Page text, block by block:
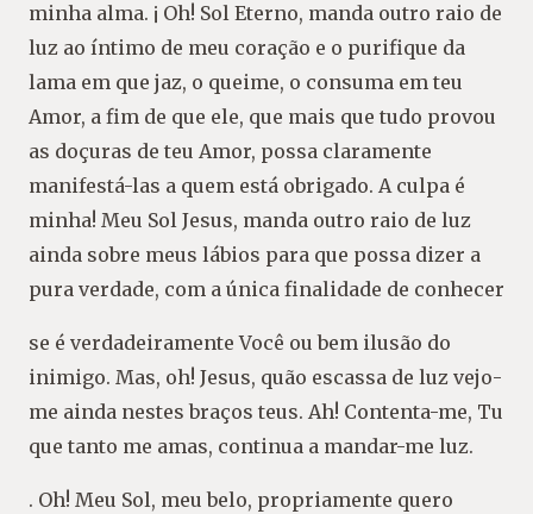
minha alma. ¡ Oh! Sol Eterno, manda outro raio de
luz ao íntimo de meu coração e o purifique da
lama em que jaz, o queime, o consuma em teu
Amor, a fim de que ele, que mais que tudo provou
as doçuras de teu Amor, possa claramente
manifestá-las a quem está obrigado. A culpa é
minha! Meu Sol Jesus, manda outro raio de luz
ainda sobre meus lábios para que possa dizer a
pura verdade, com a única finalidade de conhecer
se é verdadeiramente Você ou bem ilusão do
inimigo. Mas, oh! Jesus, quão escassa de luz vejo-
me ainda nestes braços teus. Ah! Contenta-me, Tu
que tanto me amas, continua a mandar-me luz.
. Oh! Meu Sol, meu belo, propriamente quero